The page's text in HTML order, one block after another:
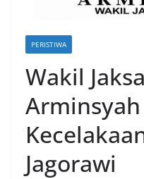
PERISTIWA
Wakil
Jagorawi